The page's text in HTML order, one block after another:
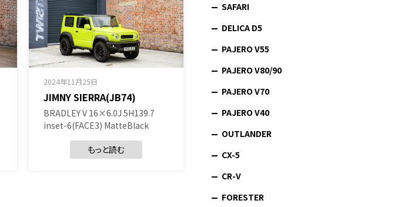
2024年11月25日
JIMNY SIERRA(JB74)
BRADLEY V 16×6.0J 5H139.7
inset-6(FACE3) MatteBlack
もっと読む
SAFARI
DELICA D5
PAJERO V55
PAJERO V80/90
PAJERO V70
PAJERO V40
OUTLANDER
CX-5
CR-V
FORESTER